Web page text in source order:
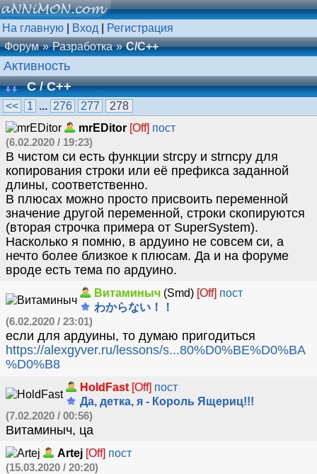
На главную Вход
Регистрация
Форум
Разработка C/C++
Активность
C / C++
<< 1 ... 276 277
278
mrEDitor [Off] пост
(6.02.2020 / 19:23)
В чистом си есть функции strcpy и strncpy для
копирования строки или её префикса заданной
длины, соответственно.
В плюсах можно просто присвоить переменной
значение другой переменной, строки скопируются
(вторая строчка примера от SuperSystem).
Насколько я помню, в ардуино не совсем си, а
нечто более близкое к плюсам. Да и на форуме
вроде есть тема по ардуино.
Витаминыч (Smd) [Off] пост
わからない！！
(6.02.2020 / 23:01)
если для ардуины, то думаю пригодиться
https://alexgyver.ru/lessons/s...80%D0%BE%D0%BA
%D0%B8
HoldFast [Off] пост
Да, детка, я - Король Ящериц!!!
(7.02.2020 / 00:56)
Витаминыч, ца
Artej [Off] пост
(15.03.2020 / 20:20)